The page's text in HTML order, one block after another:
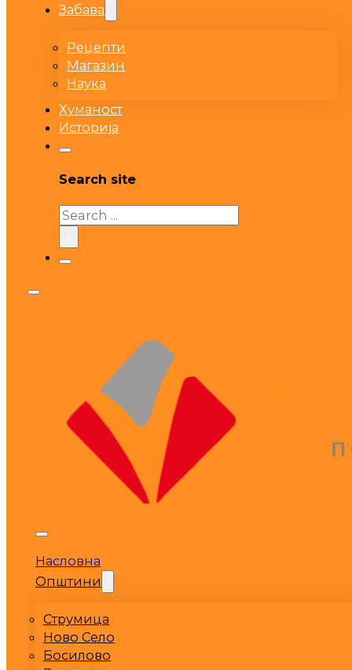
Забава
Рецепти
Магазин
Наука
Хуманост
Историја
Search site
Search
Насловна
Општини
Струмица
Ново Село
Босилово